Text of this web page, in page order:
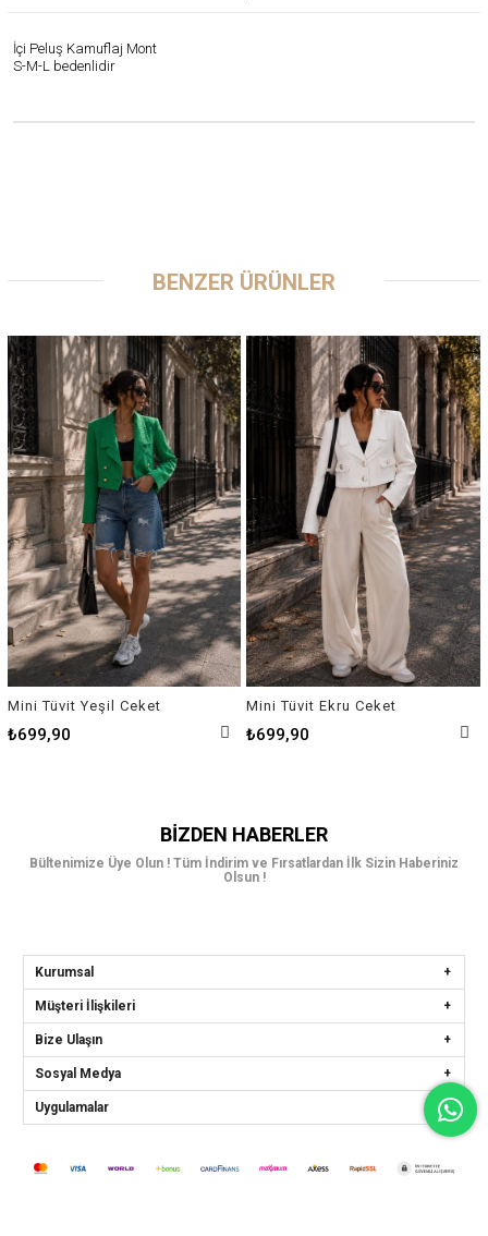
İçi Peluş Kamuflaj Mont
S-M-L bedenlidir
BENZER ÜRÜNLER
Mini Tüvit Yeşil Ceket
₺699,90
Mini Tüvit Ekru Ceket
₺699,90
BIZDEN HABERLER
Bültenimize Üye Olun ! Tüm İndirim ve Fırsatlardan İlk Sizin Haberiniz
Olsun !
Kurumsal
Müşteri İlişkileri
Bize Ulaşın
Sosyal Medya
Uygulamalar